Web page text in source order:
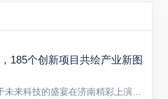
185个创新项目共绘产业新图